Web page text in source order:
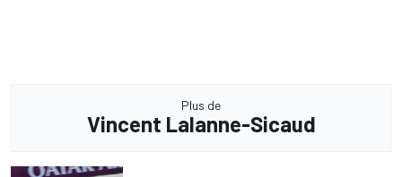
Plus de
Vincent Lalanne-Sicaud